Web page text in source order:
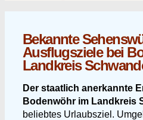
Bekannte
Ausflugsziele bei
Landkreis
Der staatlich anerkannte
Bodenwöhr im Landkreis
beliebtes Urlaubsziel.